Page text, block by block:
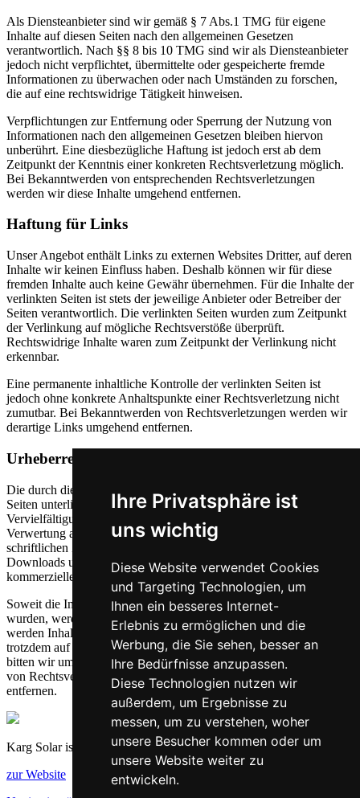
Ihre Privatsphäre ist
uns wichtig
Diese Website verwendet Cookies
und Targeting Technologien, um
Ihnen ein besseres Internet-
Erlebnis zu ermöglichen und die
Werbung, die Sie sehen, besser an
Ihre Bedürfnisse anzupassen.
Diese Technologien nutzen wir
außerdem, um Ergebnisse zu
messen, um zu verstehen, woher
unsere Besucher kommen oder um
unsere Website weiter zu
entwickeln.
Als Diensteanbieter sind wir gemäß § 7 Abs.1 TMG für eigene
Inhalte auf diesen Seiten nach den allgemeinen Gesetzen
verantwortlich. Nach §§ 8 bis 10 TMG sind wir als Diensteanbieter
jedoch nicht verpflichtet, übermittelte oder gespeicherte fremde
Informationen zu überwachen oder nach Umständen zu forschen,
die auf eine rechtswidrige Tätigkeit hinweisen.
Verpflichtungen zur Entfernung oder Sperrung der Nutzung von
Informationen nach den allgemeinen Gesetzen bleiben hiervon
unberührt. Eine diesbezügliche Haftung ist jedoch erst ab dem
Zeitpunkt der Kenntnis einer konkreten Rechtsverletzung möglich.
Bei Bekanntwerden von entsprechenden Rechtsverletzungen
werden wir diese Inhalte umgehend entfernen.
Haftung für Links
Unser Angebot enthält Links zu externen Websites Dritter, auf deren
Inhalte wir keinen Einfluss haben. Deshalb können wir für diese
fremden Inhalte auch keine Gewähr übernehmen. Für die Inhalte der
verlinkten Seiten ist stets der jeweilige Anbieter oder Betreiber der
Seiten verantwortlich. Die verlinkten Seiten wurden zum Zeitpunkt
der Verlinkung auf mögliche Rechtsverstöße überprüft.
Rechtswidrige Inhalte waren zum Zeitpunkt der Verlinkung nicht
erkennbar.
Eine permanente inhaltliche Kontrolle der verlinkten Seiten ist
jedoch ohne konkrete Anhaltspunkte einer Rechtsverletzung nicht
zumutbar. Bei Bekanntwerden von Rechtsverletzungen werden wir
derartige Links umgehend entfernen.
Urheberrecht
Die durch die Seitenbetreiber erstellten Inhalte und Werke auf diesen
Seiten unterliegen dem deutschen Urheberrecht. Die
Vervielfältigung, Bearbeitung, Verbreitung und jede Art der
Verwertung außerhalb der Grenzen des Urheberrechtes bedürfen der
schriftlichen Zustimmung des jeweiligen Autors bzw. Erstellers.
Downloads und Kopien dieser Seite sind nur für den privaten, nicht
kommerziellen Gebrauch gestattet.
Soweit die Inhalte auf dieser Seite nicht vom Betreiber erstellt
wurden, werden die Urheberrechte Dritter beachtet. Insbesondere
werden Inhalte Dritter als solche gekennzeichnet. Sollten Sie
trotzdem auf eine Urheberrechtsverletzung aufmerksam werden,
bitten wir um einen entsprechenden Hinweis. Bei Bekanntwerden
von Rechtsverletzungen werden wir derartige Inhalte umgehend
entfernen.
Karg Solar ist eine Marke der Karg Bau GmbH
zur Website